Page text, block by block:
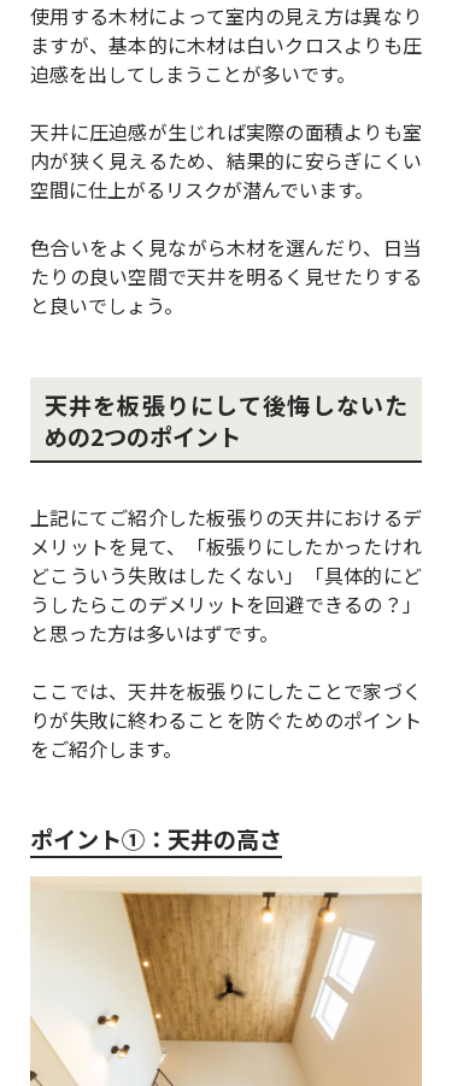
使用する木材によって室内の見え方は異なり
ますが、基本的に木材は白いクロスよりも圧
迫感を出してしまうことが多いです。
天井に圧迫感が生じれば実際の面積よりも室
内が狭く見えるため、結果的に安らぎにくい
空間に仕上がるリスクが潜んでいます。
色合いをよく見ながら木材を選んだり、日当
たりの良い空間で天井を明るく見せたりする
と良いでしょう。
天井を板張りにして後悔しないた
めの2つのポイント
上記にてご紹介した板張りの天井におけるデ
メリットを見て、「板張りにしたかったけれ
どこういう失敗はしたくない」「具体的にど
うしたらこのデメリットを回避できるの？」
と思った方は多いはずです。
ここでは、天井を板張りにしたことで家づく
りが失敗に終わることを防ぐためのポイント
をご紹介します。
ポイント①：天井の高さ